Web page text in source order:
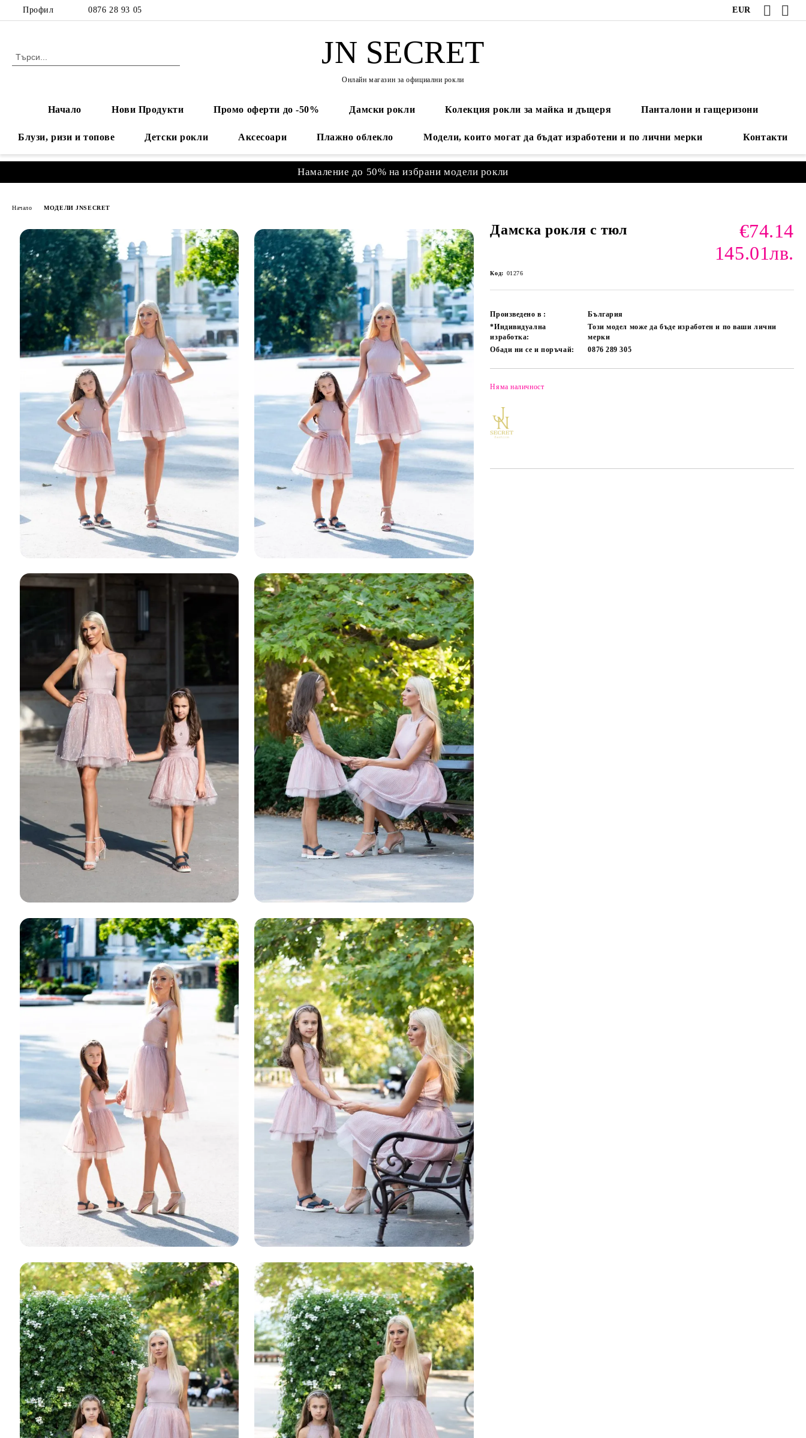
Профил 0876 28 93 05 EUR
JN SECRET
Онлайн магазин за официални рокли
Начало Нови Продукти Промо оферти до -50% Дамски рокли Колекция рокли за майка и дъщеря Панталони и гащеризони
Блузи, ризи и топове Детски рокли Аксесоари Плажно облекло Модели, които могат да бъдат изработени и по лични мерки Контакти
Намаление до 50% на избрани модели рокли
Начало МОДЕЛИ JNSECRET
Дамска рокля с тюл
€74.14
145.01лв.
Код: 01276
Произведено в :
България
*Индивидуална
изработка:
Този модел може да бъде изработен и по ваши лични
мерки
Обади ни се и поръчай:
0876 289 305
Няма наличност